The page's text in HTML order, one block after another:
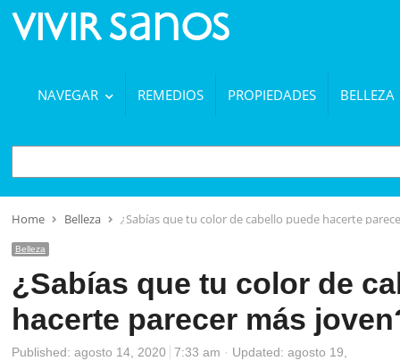
NAVEGAR REMEDIOS PROPIEDADES BELLEZA
BUSCAR
Home Belleza ¿Sabías que tu color de cabello puede hacerte
Belleza
¿Sabías que tu color de
hacerte parecer más
Published: agosto 14, 2020 7:33 am
Updated: agosto 19,